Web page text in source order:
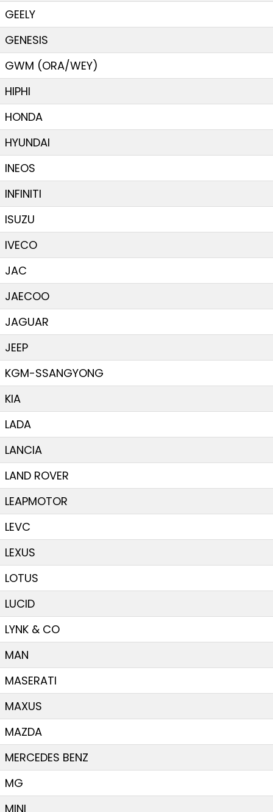
GEELY
GENESIS
GWM (ORA/WEY)
HIPHI
HONDA
HYUNDAI
INEOS
INFINITI
ISUZU
IVECO
JAC
JAECOO
JAGUAR
JEEP
KGM-SSANGYONG
KIA
LADA
LANCIA
LAND ROVER
LEAPMOTOR
LEVC
LEXUS
LOTUS
LUCID
LYNK & CO
MAN
MASERATI
MAXUS
MAZDA
MERCEDES BENZ
MG
MINI